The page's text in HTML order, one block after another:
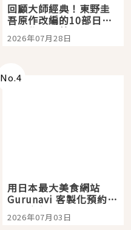
回顧大師經典！東野圭
吾原作改編的10部日本
影視作品推薦
2026年07月28日
No.4
用日本最大美食網站
Gurunavi 客製化預約九
大都市餐廳，打造專屬
美食體驗！
2026年07月03日